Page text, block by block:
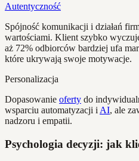
Autentyczność
Spójność komunikacji i działań
wartościami. Klient szybko
aż 72% odbiorców bardziej ufa
które ukrywają swoje motywacje.
Personalizacja
Dopasowanie oferty do
wsparciu automatyzacji i AI, ale
nadzoru i empatii.
Psychologia decyzji: jak